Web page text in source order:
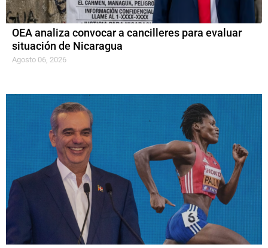
OEA analiza convocar a cancilleres para evaluar
situación de Nicaragua
Agosto 06, 2026